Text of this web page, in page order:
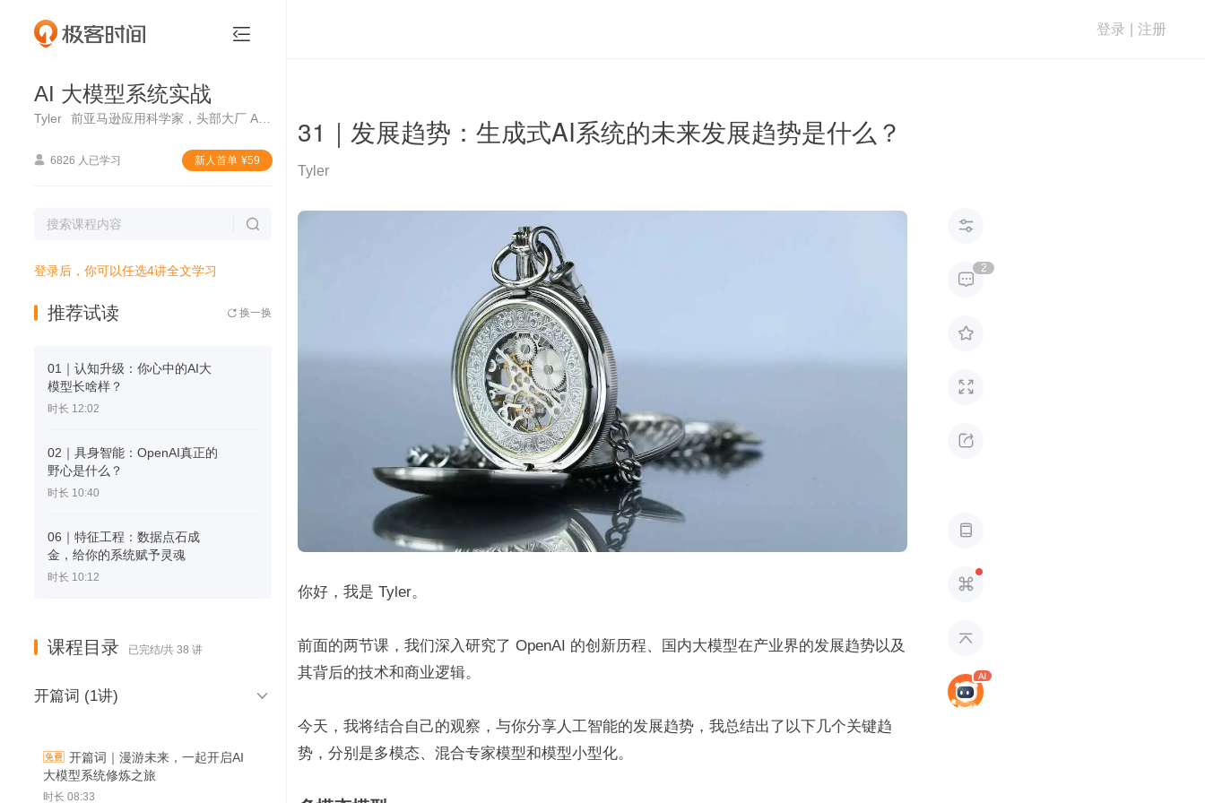

AI 大模型系统实战
Tyler
 6826 人已学习 新⼈⾸单 ¥59

登录后，你可以任选4讲全文学习
推荐试读  换一换
01｜认知升级：你心中的AI大
模型长啥样？
时长 12:02
02｜具身智能：OpenAI真正的
野心是什么？
时长 10:40
06｜特征工程：数据点石成
金，给你的系统赋予灵魂
时长 10:12
课程目录 已完结/共 38 讲
开篇词 (1讲) 
开篇词｜漫游未来，一起开启AI
大模型系统修炼之旅
时长 08:33
 AI 大模型系统实战 登录 注册
31｜发展趋势：生成式AI系统的未来发展趋势是什么？
Tyler
你好，我是 Tyler。
前面的两节课，我们深入研究了 OpenAI 的创新历程、国内大模型在产业界的发展趋势以及
其背后的技术和商业逻辑。
今天，我将结合自己的观察，与你分享人工智能的发展趋势，我总结出了以下几个关键趋
势，分别是多模态、混合专家模型和模型小型化。


2





